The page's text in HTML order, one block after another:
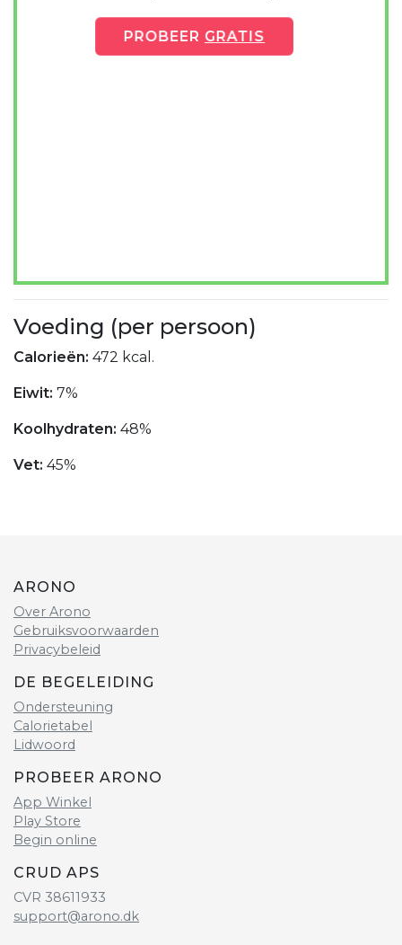
PROBEER GRATIS
Voeding (per persoon)
Calorieën: 472 kcal.
Eiwit: 7%
Koolhydraten: 48%
Vet: 45%
ARONO
Over Arono
Gebruiksvoorwaarden
Privacybeleid
DE BEGELEIDING
Ondersteuning
Calorietabel
Lidwoord
PROBEER ARONO
App Winkel
Play Store
Begin online
CRUD APS
CVR 38611933
support@arono.dk